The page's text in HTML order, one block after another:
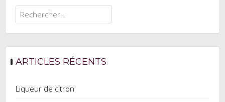
Rechercher :
ARTICLES RÉCENTS
Liqueur de citron